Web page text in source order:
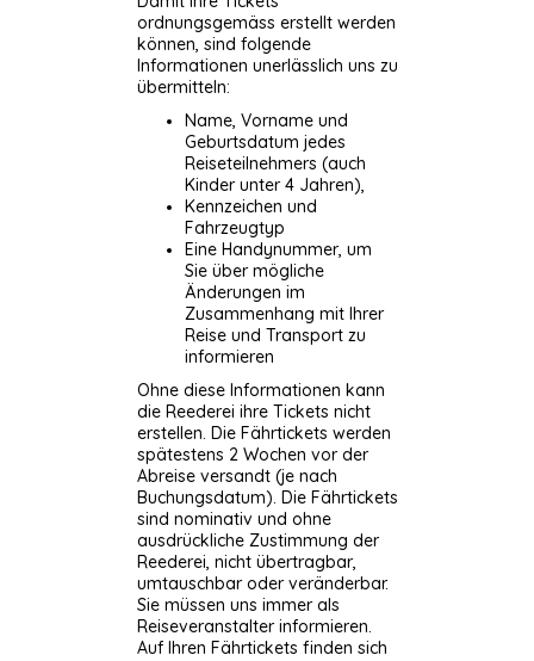
ordnungsgemäss erstellt werden
können, sind folgende
Informationen unerlässlich uns zu
übermitteln:
Name, Vorname und
Geburtsdatum jedes
Reiseteilnehmers (auch
Kinder unter 4 Jahren),
Kennzeichen und
Fahrzeugtyp
Eine Handynummer, um
Sie über mögliche
Änderungen im
Zusammenhang mit Ihrer
Reise und Transport zu
informieren
Ohne diese Informationen kann
die Reederei ihre Tickets nicht
erstellen. Die Fährtickets werden
spätestens 2 Wochen vor der
Abreise versandt (je nach
Buchungsdatum). Die Fährtickets
sind nominativ und ohne
ausdrückliche Zustimmung der
Reederei, nicht übertragbar,
umtauschbar oder veränderbar.
Sie müssen uns immer als
Reiseveranstalter informieren.
Auf Ihren Fährtickets finden sich